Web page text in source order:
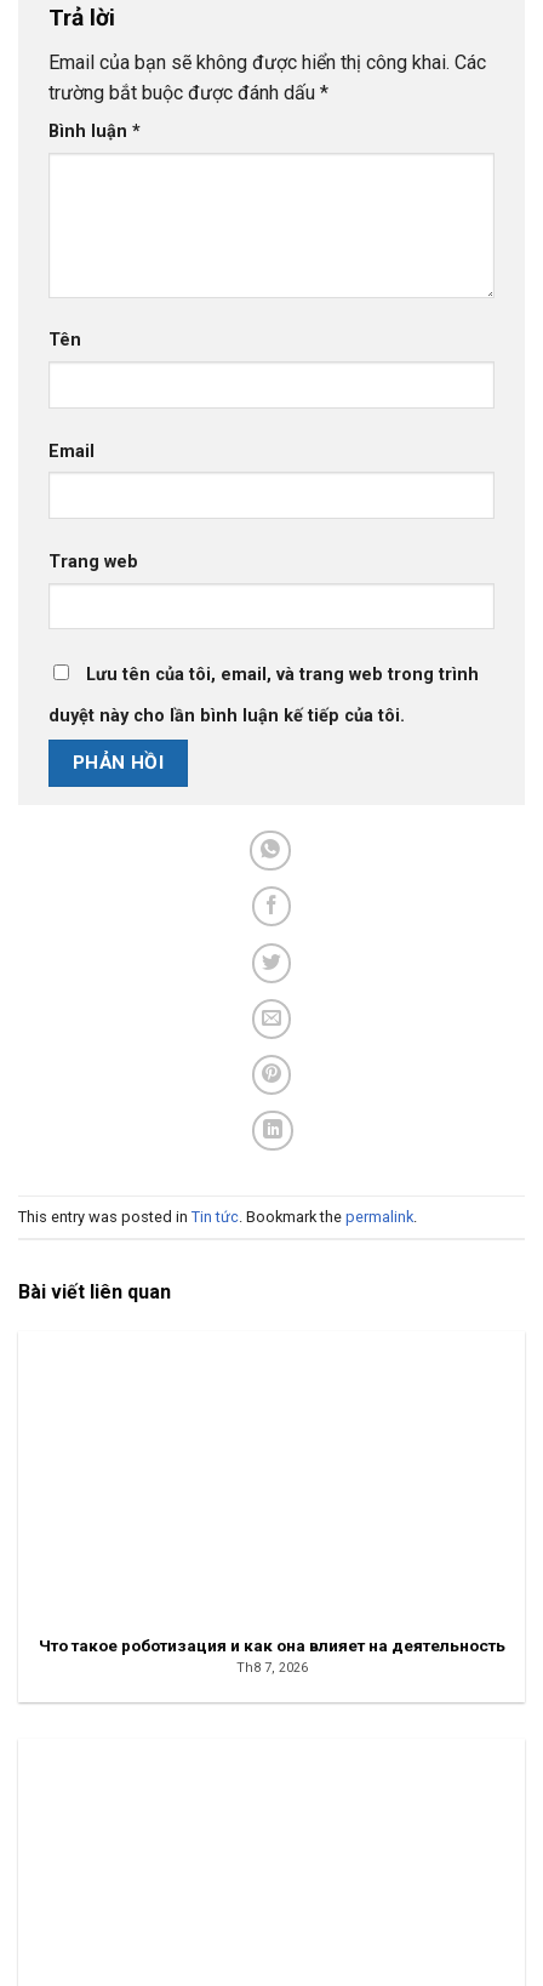
Trả lời
Email của bạn sẽ không được hiển thị công khai. Các
trường bắt buộc được đánh dấu *
Bình luận *
Tên
Email
Trang web
Lưu tên của tôi, email, và trang web trong trình
duyệt này cho lần bình luận kế tiếp của tôi.
This entry was posted in Tin tức . Bookmark the permalink
Bài viết liên quan
Что такое роботизация и как она влияет на деятельность
Th8 7, 2026